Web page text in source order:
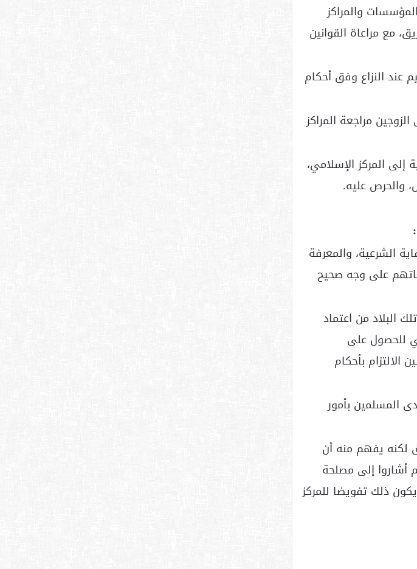
والمراكز
مع مراعاة القوانين
عند النزاع وفق أحكام
مراجعة المراكز
إلى المركز الإسلامي،
والحرص عليه.
الشرعية، والمعرفة
على وجه صحيح
البلاد من اعتماد
للحصول على
بأحكام
المسلمين بأمور
لكنه يفهم منه أن
أشاروا إلى مصلحة
ذلك تفويضا للمركز